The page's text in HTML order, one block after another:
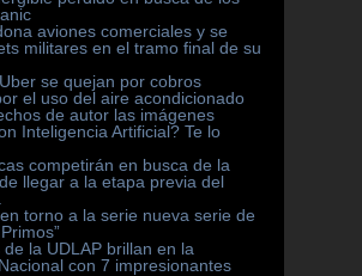
aviones comerciales y se
militares en el tramo final de su
se quejan por cobros
el uso del aire acondicionado
de autor las imágenes
Inteligencia Artificial? Te lo
competirán en busca de la
llegar a la etapa previa del
torno a la serie nueva serie de
de la UDLAP brillan en la
con 7 impresionantes